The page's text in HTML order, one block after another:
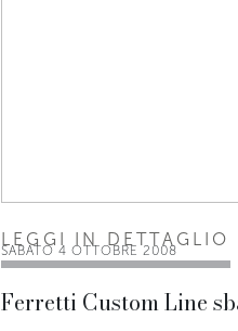
SABATO 4 OTTOBRE 2008
Ferretti Custom Line
LEGGI IN DETTAGLIO